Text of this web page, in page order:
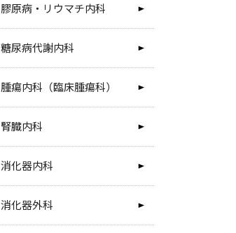
膠原病・リウマチ内科
糖尿病代謝内科
腫瘍内科（臨床腫瘍科）
腎臓内科
消化器内科
消化器外科